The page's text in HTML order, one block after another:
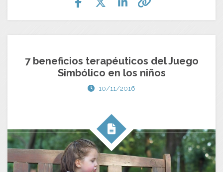
7 beneficios terapéuticos del Juego
Simbólico en los niños
10/11/2016